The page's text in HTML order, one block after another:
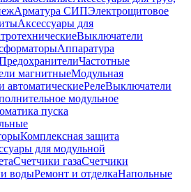
Арматура СИПЭлектрощитовое
Аксессуары для
Выключатели
Аппаратура
Частотные
магнитныеМодульная
автоматическиеРелеВыключатели
модульное
пуска
Комплексная защита
для модульной
Счетчики газаСчетчики
водыРемонт и отделкаНапольные